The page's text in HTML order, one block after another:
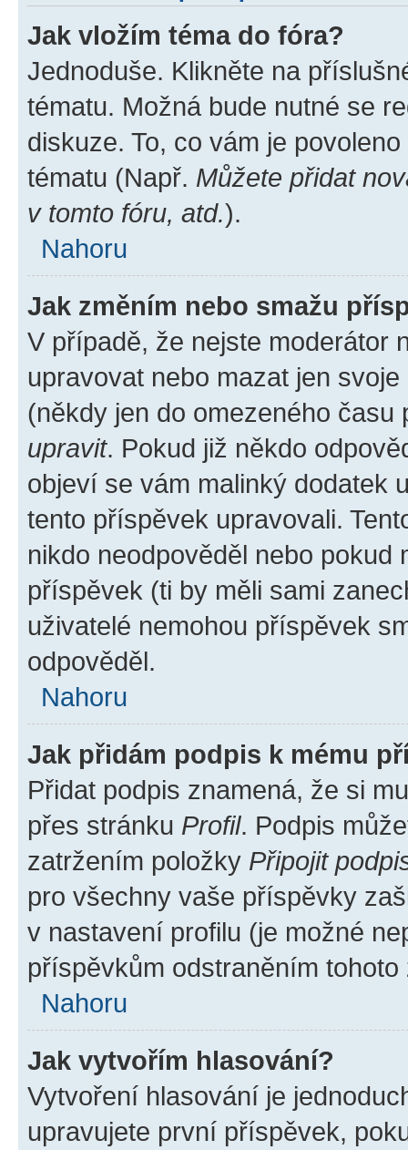
Jak vložím téma do fóra?
Jednoduše. Klikněte na
tématu. Možná bude nutné se
diskuze. To, co vám je
tématu (Např. Můžete přidat
v tomto fóru, atd.).
Nahoru
Jak změním nebo smažu
V případě, že nejste moderátor
upravovat nebo mazat jen
(někdy jen do omezeného
upravit. Pokud již někdo
objeví se vám malinký dodatek
tento příspěvek upravovali.
nikdo neodpověděl nebo pokud
příspěvek (ti by měli sami
uživatelé nemohou příspěvek
odpověděl.
Nahoru
Jak přidám podpis k mému
Přidat podpis znamená, že si
přes stránku Profil. Podpis
zatržením položky Připojit
pro všechny vaše příspěvky
v nastavení profilu (je možné
příspěvkům odstraněním
Nahoru
Jak vytvořím hlasování?
Vytvoření hlasování je
upravujete první příspěvek,